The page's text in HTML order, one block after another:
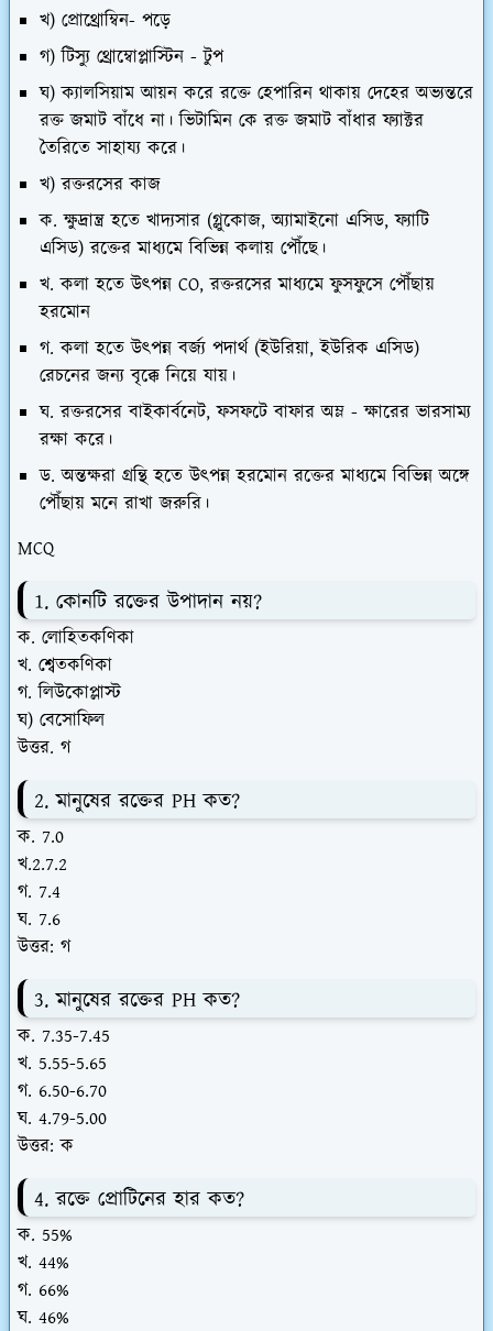
খ) প্রোথ্রোম্বিন- পড়ে
গ) টিস্যু থ্রোম্বোপ্লাস্টিন - টুপ
ঘ) ক্যালসিয়াম আয়ন করে রক্তে হেপারিন থাকায় দেহের অভ্যন্তরে
রক্ত জমাট বাঁধে না। ভিটামিন কে রক্ত জমাট বাঁধার ফ্যাক্টর
তৈরিতে সাহায্য করে।
খ) রক্তরসের কাজ
ক. ক্ষুদ্রান্ত্র হতে খাদ্যসার (গ্লুকোজ, অ্যামাইনো এসিড, ফ্যাটি
এসিড) রক্তের মাধ্যমে বিভিন্ন কলায় পৌঁছে।
খ. কলা হতে উৎপন্ন CO, রক্তরসের মাধ্যমে ফুসফুসে পৌঁছায়
হরমোন
গ. কলা হতে উৎপন্ন বর্জ্য পদার্থ (ইউরিয়া, ইউরিক এসিড)
রেচনের জন্য বৃক্কে নিয়ে যায়।
ঘ. রক্তরসের বাইকার্বনেট, ফসফটে বাফার অম্ল - ক্ষারের ভারসাম্য
রক্ষা করে।
ড. অন্তক্ষরা গ্রন্থি হতে উৎপন্ন হরমোন রক্তের মাধ্যমে বিভিন্ন অঙ্গে
পৌঁছায় মনে রাখা জরুরি।
MCQ
1. কোনটি রক্তের উপাদান নয়?
ক. লোহিতকণিকা
খ. শ্বেতকণিকা
গ. লিউকোপ্লাস্ট
ঘ) বেসোফিল
উত্তর. গ
2. মানুষের রক্তের PH কত?
ক. 7.0
খ.2.7.2
গ. 7.4
ঘ. 7.6
উত্তর: গ
3. মানুষের রক্তের PH কত?
ক. 7.35-7.45
খ. 5.55-5.65
গ. 6.50-6.70
ঘ. 4.79-5.00
উত্তর: ক
4. রক্তে প্রোটিনের হার কত?
ক. 55%
খ. 44%
গ. 66%
ঘ. 46%